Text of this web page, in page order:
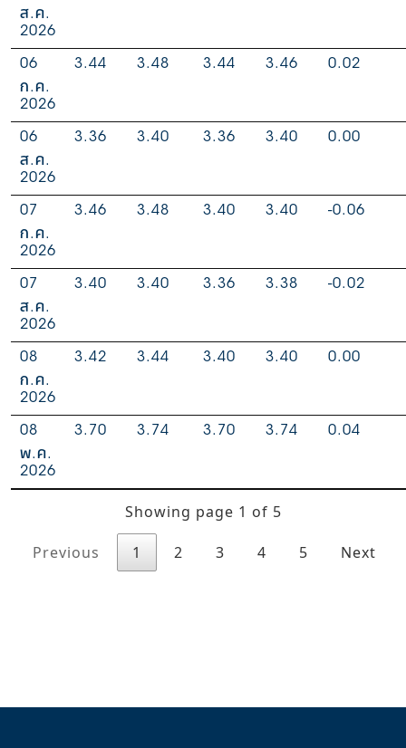
ส.ค.
2026
06
ก.ค.
2026
3.44 3.48 3.44 3.46 0.02
06
ส.ค.
2026
3.36 3.40 3.36 3.40 0.00
07
ก.ค.
2026
3.46 3.48 3.40 3.40 -0.06
07
ส.ค.
2026
3.40 3.40 3.36 3.38 -0.02
08
ก.ค.
2026
3.42 3.44 3.40 3.40 0.00
08
พ.ค.
2026
3.70 3.74 3.70 3.74 0.04
Showing page 1 of 5
Previous 1 2 3 4 5 Next